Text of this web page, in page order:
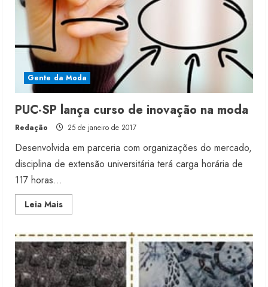
Gente da Moda
PUC-SP lança curso de inovação na moda
Redação 25 de janeiro de 2017
Desenvolvida em parceria com organizações do mercado,
disciplina de extensão universitária terá carga horária de
117 horas...
Leia MaisRead
more
SP
lança
curso
de
inovação
na